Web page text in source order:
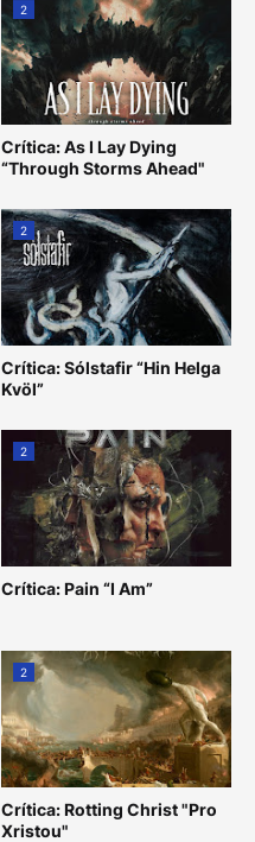
2
Crítica: As I Lay Dying
“Through Storms Ahead"
2
Crítica: Sólstafir “Hin Helga
Kvöl”
2
Crítica: Pain “I Am”
2
Crítica: Rotting Christ "Pro
Xristou"